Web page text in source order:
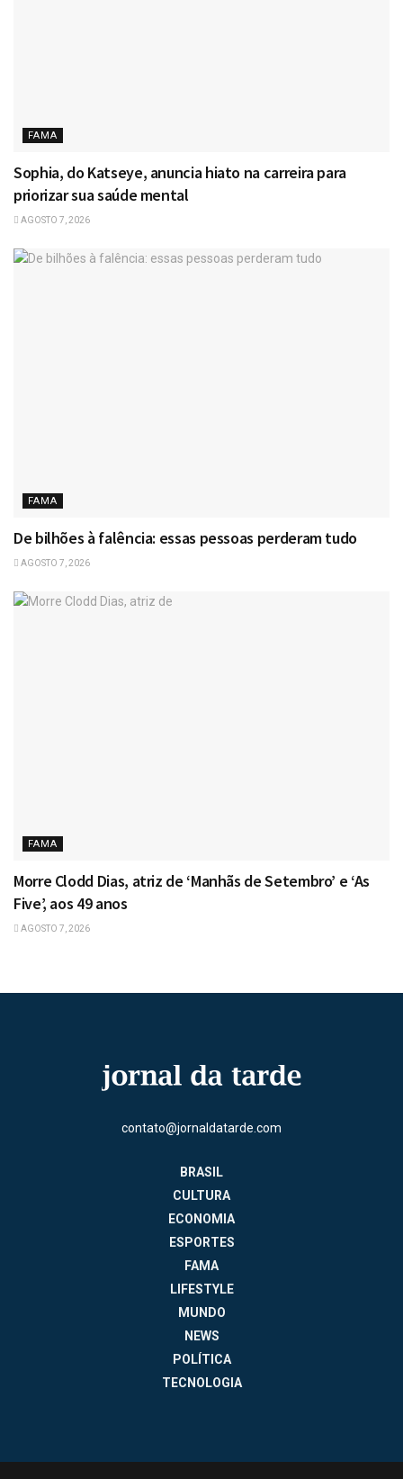
FAMA
Sophia, do Katseye, anuncia hiato na carreira para
priorizar sua saúde mental
AGOSTO 7, 2026
FAMA
De bilhões à falência: essas pessoas perderam tudo
AGOSTO 7, 2026
FAMA
Morre Clodd Dias, atriz de ‘Manhãs de Setembro’ e ‘As
Five’, aos 49 anos
AGOSTO 7, 2026
contato@jornaldatarde.com
BRASIL
CULTURA
ECONOMIA
ESPORTES
FAMA
LIFESTYLE
MUNDO
NEWS
POLÍTICA
TECNOLOGIA